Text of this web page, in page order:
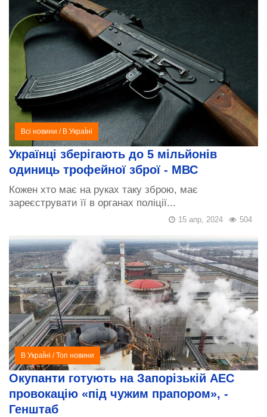
Всі новини / В УкраЇні
Українці зберігають до 5 мільйонів
одиниць трофейної зброї - МВС
Кожен хто має на руках таку зброю, має
зареєструвати її в органах поліції...
504
15 апр, 2024
В УкраЇні /Топ новини
Окупанти готують на Запорізькій АЕС
провокацію «під чужим прапором», -
Генштаб